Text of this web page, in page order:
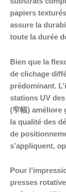
papiers
assure la
toute la durée
Bien que la
de clichage
prédominant.
stations UV
(窄幅) améliore
la qualité des
de
s’appliquent,
Pour
presses